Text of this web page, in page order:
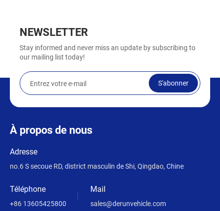
NEWSLETTER
Stay informed and never miss an update by subscribing to
our mailing list today!
S'abonner
À propos de nous
Adresse
no.6 S secoue RD, district masculin de Shi, Qingdao, Chine
Téléphone
+86 13605425800
Mail
sales@derunvehicle.com